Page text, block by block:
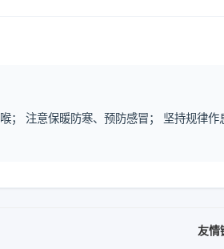
注意保暖防寒、预防感冒； 坚持规律
友情